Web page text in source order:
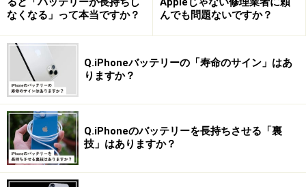
なくなる」って本当ですか？
んでも問題ないですか？
Q.iPhoneバッテリーの「寿命のサイン」はあ
りますか？
Q.iPhoneのバッテリーを長持ちさせる「裏
技」はありますか？